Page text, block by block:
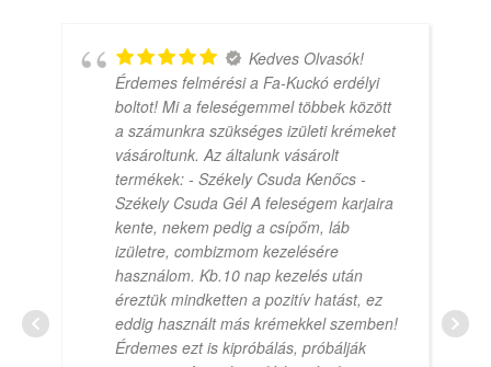
Kedves Olvasók!
Érdemes felmérési a Fa-Kuckó erdélyi
boltot! Mi a feleségemmel többek között
a számunkra szükséges izületi krémeket
vásároltunk. Az általunk vásárolt
termékek: - Székely Csuda Kenőcs -
Székely Csuda Gél A feleségem karjaira
kente, nekem pedig a csípőm, láb
izületre, combizmom kezelésére
használom. Kb.10 nap kezelés után
éreztük mindketten a pozitív hatást, ez
eddig használt más krémekkel szemben!
Érdemes ezt is kipróbálás, próbálják